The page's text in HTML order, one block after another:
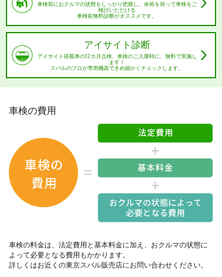
車検前におクルマの状態をしっかり把握し、余裕を持って車検をご
検討いただける
車検前無料診断がオススメです。
アイサイト診断
アイサイト搭載車の12カ月点検、車検のご入庫時に、無料で実施し
ます！
スバルのプロが専用機器できめ細かくチェックします。
車検の費用
車検の料金は、法定費用と基本料金に加え、おクルマの状態に
よって必要となる費用もかかります。
詳しくはお近くの東京スバル販売店にお問い合わせください。